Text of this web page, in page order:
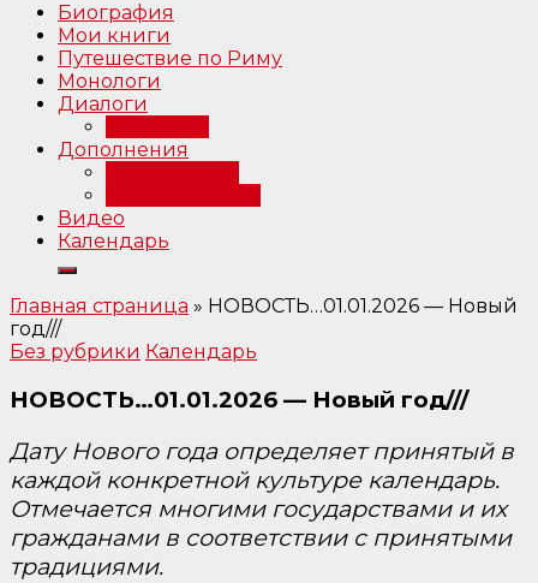
Биография
Мои книги
Путешествие по Риму
Монологи
Диалоги
Дополнения
Видео
Календарь
Главная страница » НОВОСТЬ…01.01.2026 — Новый
год///
Без рубрики Календарь
НОВОСТЬ…01.01.2026 — Новый год///
Дату Нового года определяет принятый в
каждой конкретной культуре календарь.
Отмечается многими государствами и их
гражданами в соответствии с принятыми
традициями.